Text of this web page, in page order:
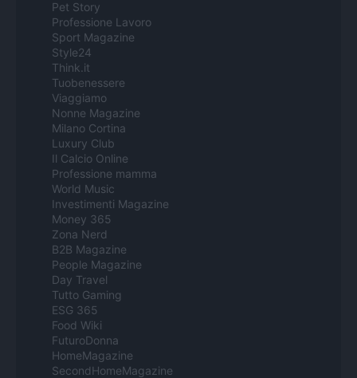
Pet Story
Professione Lavoro
Sport Magazine
Style24
Think.it
Tuobenessere
Viaggiamo
Nonne Magazine
Milano Cortina
Luxury Club
Il Calcio Online
Professione mamma
World Music
Investimenti Magazine
Money 365
Zona Nerd
B2B Magazine
People Magazine
Day Travel
Tutto Gaming
ESG 365
Food Wiki
FuturoDonna
HomeMagazine
SecondHomeMagazine